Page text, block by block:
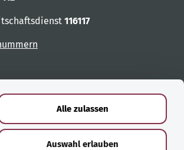
Alle zulassen
Auswahl erlauben
116117